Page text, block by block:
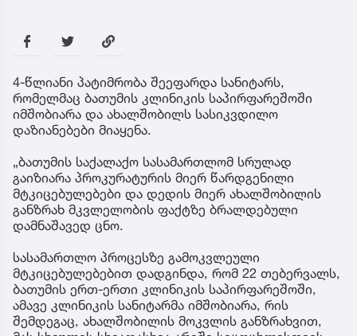
4-წლიანი პატიმრობა შეეფარდა სანიტარს,
რომელმაც ბათუმის კლინიკის საპირფარეშოში
იმშობიარა და ახალშობილს სასიკვდილო
დაზიანებები მიაყენა.
„ბათუმის საქალაქო სასამართლომ სრულად
გაიზიარა პროკურატურის მიერ წარდგენილი
მტკიცებულებები და დედის მიერ ახალშობილის
განზრახ მკვლელობის ფაქტზე ბრალდებული
დამნაშავედ ცნო.
სასამართლო პროცესზე გამოკვლეული
მტკიცებულებებით დადგინდა, რომ 22 თებერვალს,
ბათუმის ერთ-ერთი კლინიკის საპირფარეშოში,
ამავე კლინიკის სანიტარმა იმშობიარა, რის
შემდეგაც, ახალშობილის მოკვლის განზრახვით,